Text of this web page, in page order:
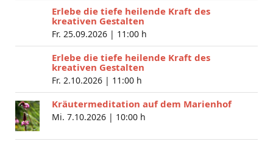
Erlebe die tiefe heilende Kraft des
kreativen Gestalten
Fr. 25.09.2026 | 11:00 h
Erlebe die tiefe heilende Kraft des
kreativen Gestalten
Fr. 2.10.2026 | 11:00 h
Kräutermeditation auf dem Marienhof
Mi. 7.10.2026 | 10:00 h